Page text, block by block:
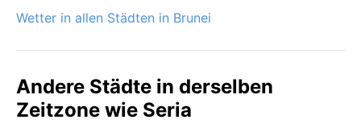
beruhigende Rauschen der Regenfälle gehören
Wetter in allen Städten in Brunei
Andere Städte in derselben
Zeitzone wie Seria